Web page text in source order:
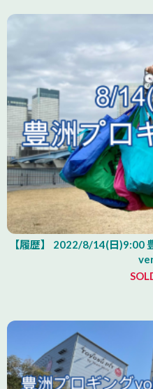
【履歴】 2022/8/14(日